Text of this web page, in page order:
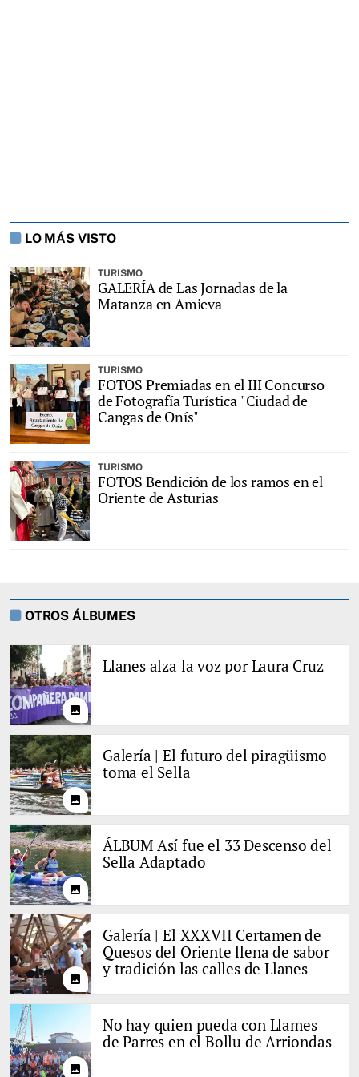
LO MÁS VISTO
TURISMO
GALERÍA de Las Jornadas de la
Matanza en Amieva
TURISMO
FOTOS Premiadas en el III Concurso
de Fotografía Turística "Ciudad de
Cangas de Onís"
TURISMO
FOTOS Bendición de los ramos en el
Oriente de Asturias
OTROS ÁLBUMES
photo
Llanes alza la voz por Laura Cruz
photo
Galería | El futuro del piragüismo
toma el Sella
photo
ÁLBUM Así fue el 33 Descenso del
Sella Adaptado
photo
Galería | El XXXVII Certamen de
Quesos del Oriente llena de sabor
y tradición las calles de Llanes
photo
No hay quien pueda con Llames
de Parres en el Bollu de Arriondas